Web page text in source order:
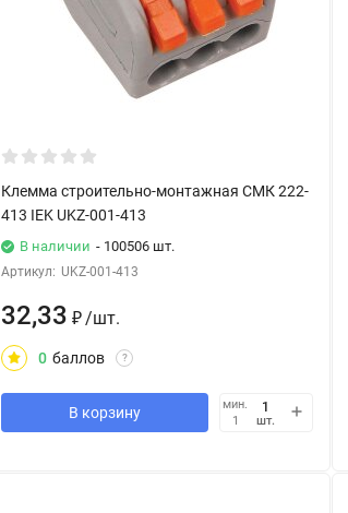
Клемма строительно-монтажная СМК 222-
413 IEK UKZ-001-413
В наличии - 100506 шт.
Артикул: UKZ-001-413
32,33 ₽/шт.
0 баллов ?
В корзину
мин.
1
шт.